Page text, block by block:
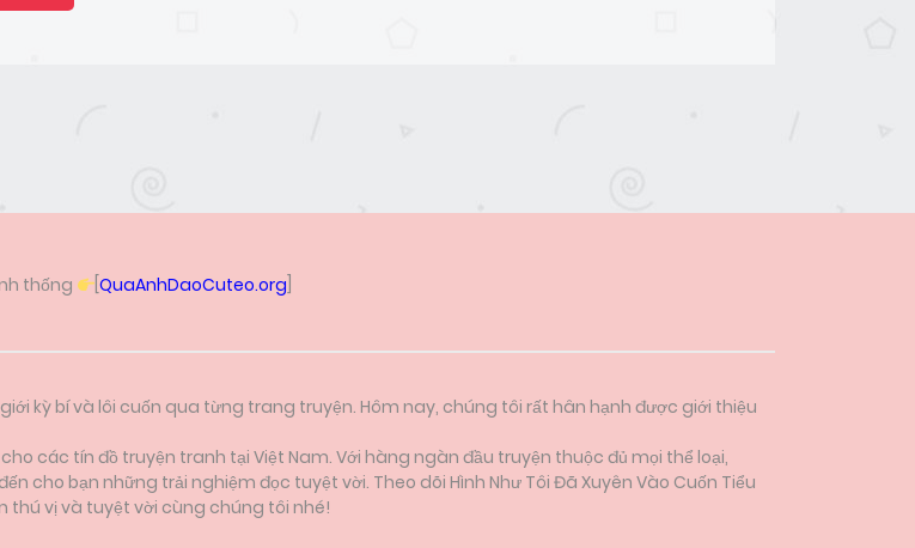
thống [QuaAnhDaoCuteo.org
kỳ bí và lôi cuốn qua từng trang truyện. Hôm nay, chúng tôi rất hân hạnh được giới thiệu
các tín đồ truyện tranh tại Việt Nam. Với hàng ngàn đầu truyện thuộc đủ mọi thể loại,
cho bạn những trải nghiệm đọc tuyệt vời. Theo dõi Hình Như Tôi Đã Xuyên Vào Cuốn Tiểu
thú vị và tuyệt vời cùng chúng tôi nhé!